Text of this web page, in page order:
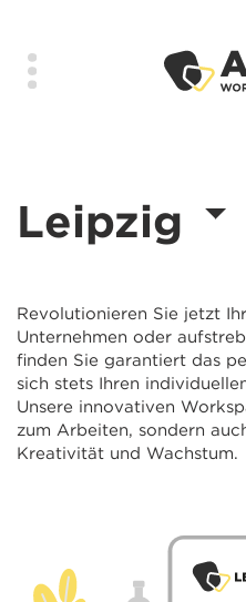
Leipzig
Revolutionieren Sie jetzt
Unternehmen oder
finden Sie garantiert das
sich stets Ihren
Unsere innovativen
zum Arbeiten, sondern
Kreativität und Wachstum.